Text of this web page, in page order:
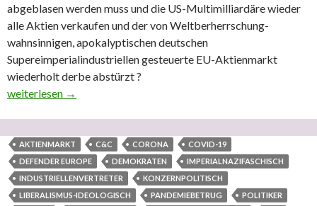
abgeblasen werden muss und die US-Multimilliardäre wieder
alle Aktien verkaufen und der von Weltberherrschung-
wahnsinnigen, apokalyptischen deutschen
Supereimperialindustriellen gesteuerte EU-Aktienmarkt
wiederholt derbe abstürzt ?
Toll auf den Punkt gebracht: Qanon ist von den Rattenfängern
weiterlesen →
AKTIENMARKT C&C CORONA
COVID-19
DEFENDER EUROPE
DEMOKRATEN
IMPERIALNAZIFASCHISCH
INDUSTRIELLENVERTRETER
KONZERNPOLITISCH
LIBERALISMUS-IDEOLOGISCH
PANDEMIEBETRUG
POLITIKER